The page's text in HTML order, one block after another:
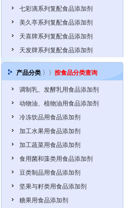
七彩滴系列复配食品添加剂
美久亭系列复配食品添加剂
天喜牌系列复配食品添加剂
天发牌系列复配食品添加剂
产品分类 〉〉 按食品分类查询
调制乳、发酵乳用食品添加剂
动物油、植物油用食品添加剂
冷冻饮品用食品添加剂
加工水果用食品添加剂
加工蔬菜用食品添加剂
食用菌和藻类用食品添加剂
豆类制品用食品添加剂
坚果与籽类用食品添加剂
糖果用食品添加剂